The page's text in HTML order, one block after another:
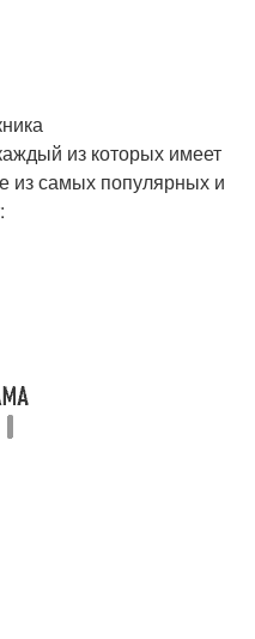
из которых имеет
из самых популярных и